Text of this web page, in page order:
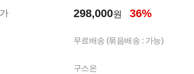
298,000원 36%
무료배송 (묶음배송 : 가능)
구스온